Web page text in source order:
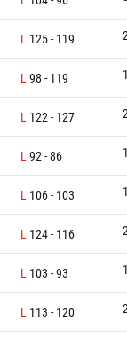
L 125- 119
L 98 - 119
L 122 - 127
L 92 -86
L 106- 103
L 124- 116
L 103 -93
L 113 - 120